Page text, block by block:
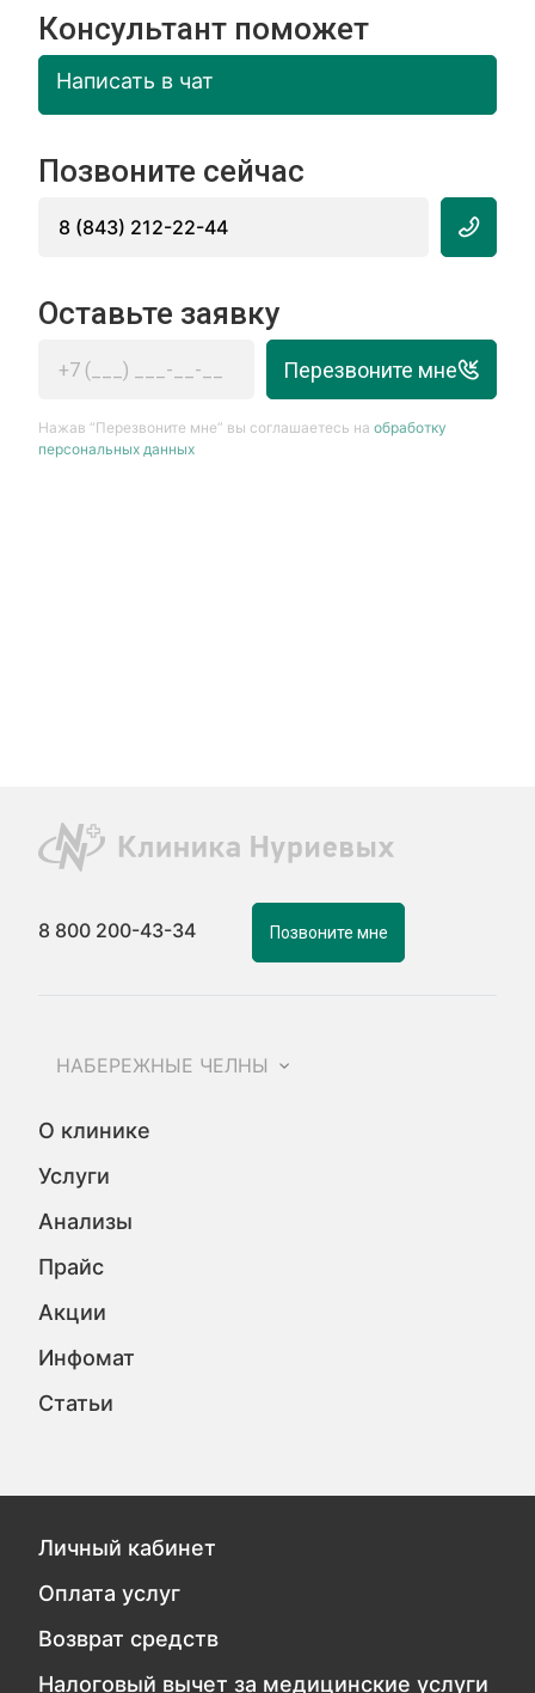
Консультант поможет
Написать в чат
Позвоните сейчас
8 (843) 212-22-44
Оставьте заявку
Перезвоните мне
Нажав “Перезвоните мне” вы соглашаетесь наобработку
персональных данных
8 800 200-43-34 Позвоните мне
НАБЕРЕЖНЫЕ ЧЕЛНЫ
О клинике
Услуги
Анализы
Прайс
Акции
Инфомат
Статьи
Личный кабинет
Оплата услуг
Возврат средств
Налоговый вычет за медицинские услуги